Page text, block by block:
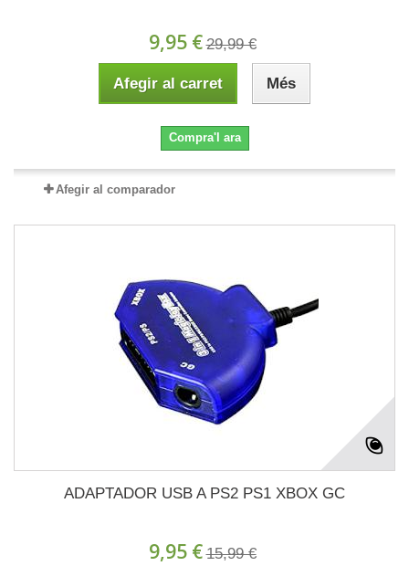
9,95 € 29,99 €
Afegir al carret Més
Compra'l ara
Afegir al comparador
ADAPTADOR USB A PS2 PS1 XBOX GC
9,95 € 15,99 €